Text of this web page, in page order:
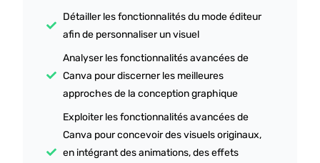
Détailler les fonctionnalités du mode éditeur
afin de personnaliser un visuel
Analyser les fonctionnalités avancées de
Canva pour discerner les meilleures
approches de la conception graphique
Exploiter les fonctionnalités avancées de
Canva pour concevoir des visuels originaux,
en intégrant des animations, des effets